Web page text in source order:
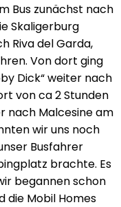
Bus zunächst nach
Skaligerburg
Riva del Garda,
Von dort ging
Dick“ weiter nach
von ca 2 Stunden
nach Malcesine am
wir uns noch
Busfahrer
brachte. Es
begannen schon
die Mobil Homes